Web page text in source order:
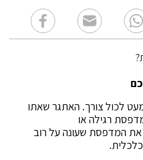
לכול צורך. האתגר שאתו
רגילה או
את המדפסת שעונה על רוב